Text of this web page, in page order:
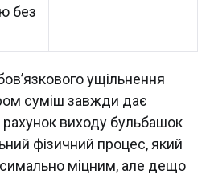
без
ущільнення
суміш завжди дає
виходу бульбашок
фізичний процес, який
міцним, але дещо